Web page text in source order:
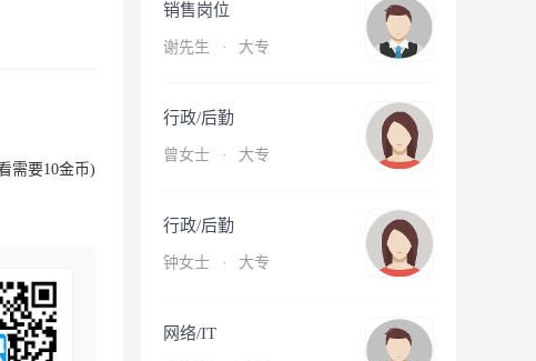
需要10金币)
销售岗位
谢先生 · 大专
行政/后勤
曾女士 · 大专
行政/后勤
钟女士 · 大专
网络/IT